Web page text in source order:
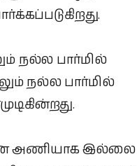
நல்ல பார்மில்
நல்ல பார்மில்
அணியாக இல்லை